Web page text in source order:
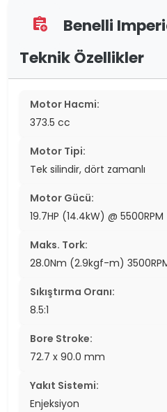
assignment_add
Benelli
Teknik Özellikler
Motor Hacmi:
373.5 cc
Motor Tipi:
Tek silindir, dört zamanlı
Motor Gücü:
19.7HP (14.4kW) @ 5500RPM
Maks. Tork:
28.0Nm (2.9kgf-m)
Sıkıştırma Oranı:
8.5:1
Bore Stroke:
72.7 x 90.0 mm
Yakıt Sistemi:
Enjeksiyon